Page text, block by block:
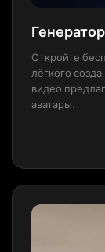
Откройте
лёгкого
видео
аватары.